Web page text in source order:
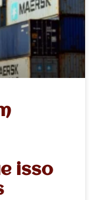
isso